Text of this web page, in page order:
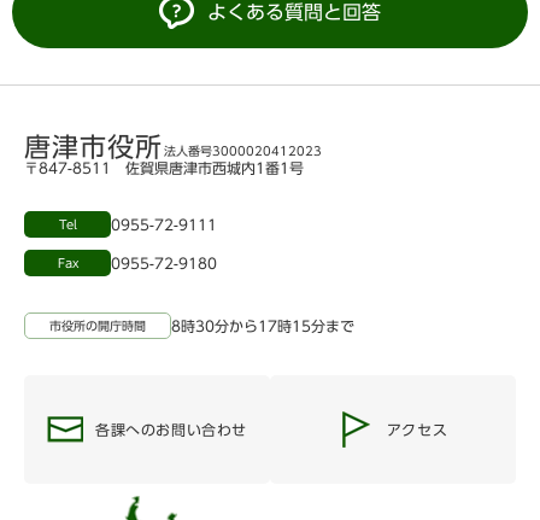
よくある質問と回答
唐津市役所 法人番号3000020412023
〒847-8511 佐賀県唐津市西城内1番1号
Tel 0955-72-9111
Fax 0955-72-9180
市役所の開庁時間 8時30分から17時15分まで
各課へのお問い合わせ アクセス